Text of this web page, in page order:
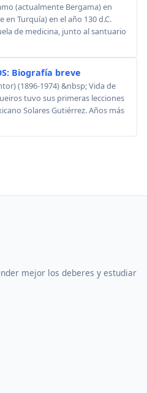
(actualmente Bergama) en
Turquía) en el año 130 d.C.
de medicina, junto al santuario
Biografía breve
(1896-1974) &nbsp; Vida de
tuvo sus primeras lecciones
Solares Gutiérrez. Años más
mejor los deberes y estudiar